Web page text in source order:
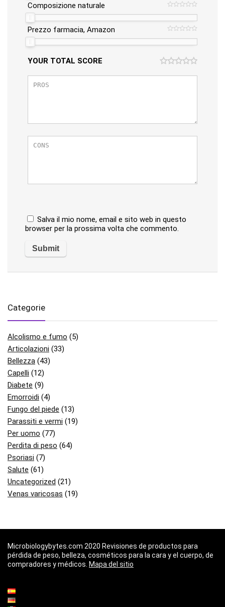
Composizione naturale
Prezzo farmacia, Amazon
YOUR TOTAL SCORE
Salva il mio nome, email e sito web in questo
browser per la prossima volta che commento.
Categorie
Alcolismo e fumo (5)
Articolazioni (33)
Bellezza (43)
Capelli (12)
Diabete (9)
Emorroidi (4)
Fungo del piede (13)
Parassiti e vermi (19)
Per uomo (77)
Perdita di peso (64)
Psoriasi (7)
Salute (61)
Uncategorized (21)
Venas varicosas (19)
Microbiologybytes.com 2020 Revisiones de productos para
pérdida de peso, belleza, cosméticos para la cara y el cuerpo, de
compradores y médicos. Mapa del sitio